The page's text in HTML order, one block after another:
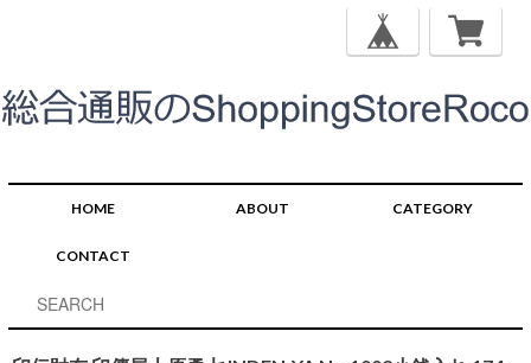
HOME ABOUT CATEGORY
CONTACT